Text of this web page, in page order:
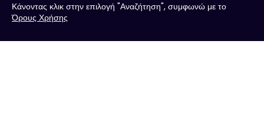
Κάνοντας κλικ στην επιλογή "Αναζήτηση", συμφωνώ με το
Όρους Χρήσης